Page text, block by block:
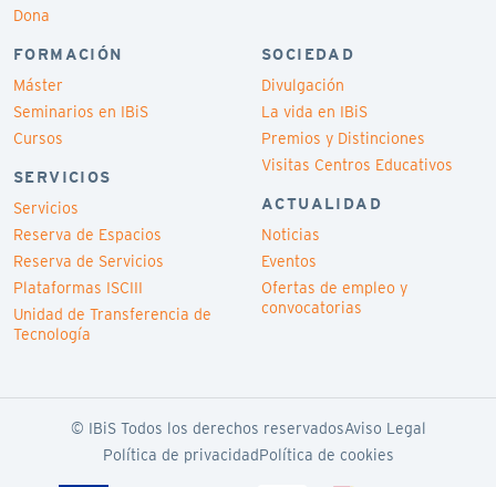
Dona
FORMACIÓN
Máster
Seminarios en IBiS
Cursos
SERVICIOS
Servicios
Reserva de Espacios
Reserva de Servicios
Plataformas ISCIII
Unidad de Transferencia de
Tecnología
SOCIEDAD
Divulgación
La vida en IBiS
Premios y Distinciones
Visitas Centros Educativos
ACTUALIDAD
Noticias
Eventos
Ofertas de empleo y
convocatorias
© IBiS Todos los derechos reservadosAviso Legal
Política de privacidadPolítica de cookies